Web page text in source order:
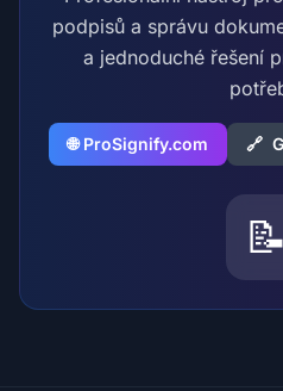
podpisů a správu
a jednoduché řešení
🌐 ProSignify.com 🔗
📝